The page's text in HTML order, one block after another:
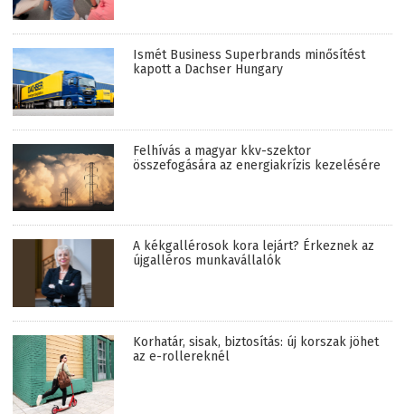
Ismét Business Superbrands minősítést
kapott a Dachser Hungary
Felhívás a magyar kkv-szektor
összefogására az energiakrízis kezelésére
A kékgallérosok kora lejárt? Érkeznek az
újgalléros munkavállalók
Korhatár, sisak, biztosítás: új korszak jöhet
az e-rollereknél